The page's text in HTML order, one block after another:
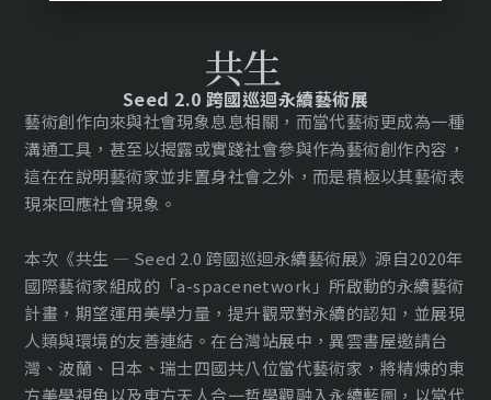
共生
Seed 2.0 跨國巡迴永續藝術展
藝術創作向來與社會現象息息相關，而當代藝術更成為一種
溝通工具，甚至以揭露或實踐社會參與作為藝術創作內容，
這在在說明藝術家並非置身社會之外，而是積極以其藝術表
現來回應社會現象。
本次《共生 — Seed 2.0 跨國巡迴永續藝術展》源自2020年
國際藝術家組成的「a-spacenetwork」所啟動的永續藝術
計畫，期望運用美學力量，提升觀眾對永續的認知，並展現
人類與環境的友善連結。在台灣站展中，異雲書屋邀請台
灣、波蘭、日本、瑞士四國共八位當代藝術家，將精煉的東
方美學視角以及東方天人合一哲學觀融入永續藍圖，以當代